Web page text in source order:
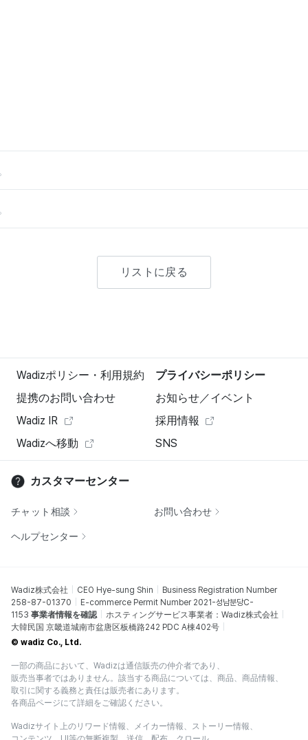
リストに戻る
Wadizポリシー・利用規約
プライバシーポリシー
提携のお問い合わせ
お知らせ／イベント
Wadiz IR
採用情報
Wadizへ移動
SNS
カスタマーセンター
チャット相談 お問い合わせ
ヘルプセンター
Wadiz株式会社 CEO Hye-sung Shin
Business Registration Number
258-87-01370
E-commerce Permit Number 2021-성남분당C-
1153 事業者情報を確認
ホスティングサービス事業者：Wadiz株式会社
大韓民国 京畿道城南市盆唐区板橋路242 PDC A棟402号
© wadiz Co., Ltd.
一部の商品において、Wadizは通信販売の仲介者であり、
販売当事者ではありません。該当する商品については、商品、商品情報、
取引に関する義務と責任は販売者にあります。
各商品ページにて詳細をご確認ください。
Wadizサイト上のリワード情報、メイカー情報、ストーリー情報、